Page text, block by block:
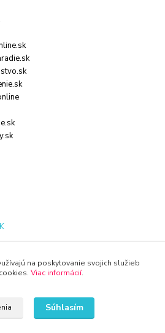
na poskytovanie svojich služieb
Viac informácií.
Súhlasím